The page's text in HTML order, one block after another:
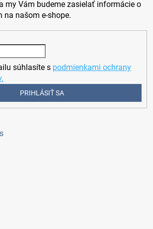
my Vám budeme zasielať informácie o
na našom e-shope.
súhlasíte s podmienkami ochrany
PRIHLÁSIŤ SA